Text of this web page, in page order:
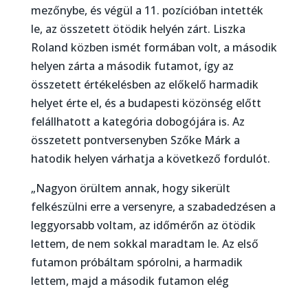
mezőnybe, és végül a 11. pozícióban intették
le, az összetett ötödik helyén zárt. Liszka
Roland közben ismét formában volt, a második
helyen zárta a második futamot, így az
összetett értékelésben az előkelő harmadik
helyet érte el, és a budapesti közönség előtt
felállhatott a kategória dobogójára is. Az
összetett pontversenyben Szőke Márk a
hatodik helyen várhatja a következő fordulót.
„Nagyon örültem annak, hogy sikerült
felkészülni erre a versenyre, a szabadedzésen a
leggyorsabb voltam, az időmérőn az ötödik
lettem, de nem sokkal maradtam le. Az első
futamon próbáltam spórolni, a harmadik
lettem, majd a második futamon elég